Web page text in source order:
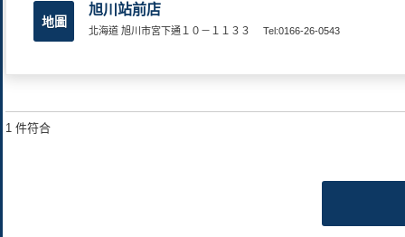
地圖
旭川站前店
北海道 旭川市宮下通１０－１１３３ Tel:0166-26-0543
1 件符合